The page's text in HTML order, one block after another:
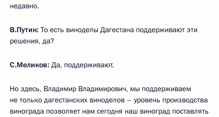
недавно.
В.Путин: То есть виноделы Дагестана поддерживают эти
решения, да?
С.Меликов: Да, поддерживают.
Но здесь, Владимир Владимирович, мы поддерживаем
не только дагестанских виноделов – уровень производства
винограда позволяет нам сегодня наш виноград поставлять